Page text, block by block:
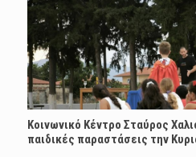
Κοινωνικό Κέντρο Σταύρος
παιδικές παραστάσεις την